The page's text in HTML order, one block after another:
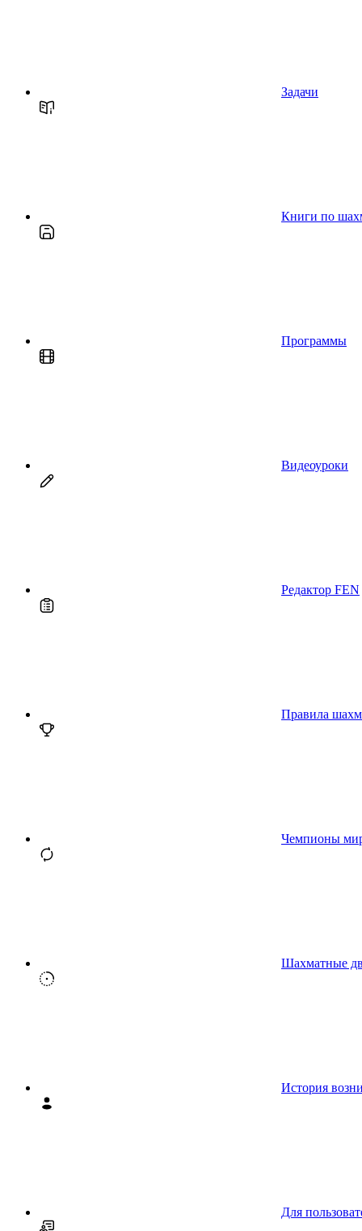
Задачи
Книги по
Программы
Видеоуроки
Редактор FEN
Правила
Чемпионы
Шахматные
История
Для